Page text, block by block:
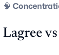
🧠
Lagree